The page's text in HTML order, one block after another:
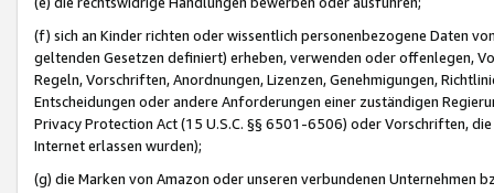
(f) sich an Kinder richten oder wissentlich personenbezogene Daten
geltenden Gesetzen definiert) erheben, verwenden oder offenlegen,
Regeln, Vorschriften, Anordnungen, Lizenzen, Genehmigungen,
Entscheidungen oder andere Anforderungen einer zuständigen
Privacy Protection Act (15 U.S.C. §§ 6501-6506) oder Vorschriften,
Internet erlassen wurden);
(g) die Marken von Amazon oder unseren verbundenen Unternehmen